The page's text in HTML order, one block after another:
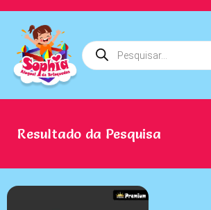
Resultado da Pesquisa